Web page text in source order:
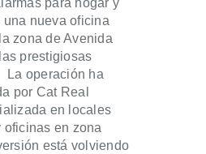
para hogar y
una nueva oficina
zona de Avenida
prestigiosas
La operación ha
por Cat Real
en locales
oficinas en zona
está volviendo